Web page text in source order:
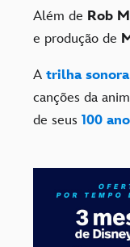
Além de Rob
e produção de
A trilha sonora
canções da
de seus 100